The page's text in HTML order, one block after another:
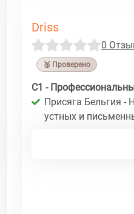
Driss
0
🥉 Проверено
C1 -
Присяга Бельгия -
устных и